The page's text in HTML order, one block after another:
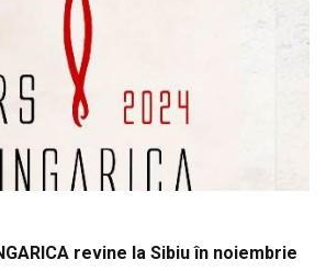
revine la Sibiu în noiembrie